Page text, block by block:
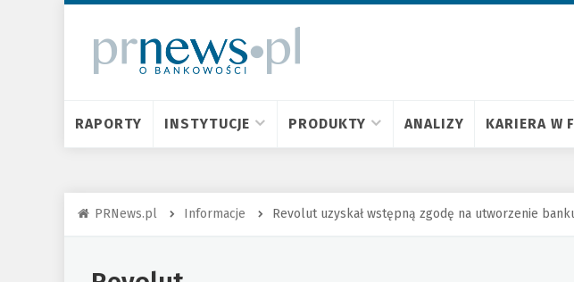
RAPORTY INSTYTUCJE PRODUKTY ANALIZY KARIERA W
PRNews.pl Informacje Revolut uzyskał wstępną zgodę na utworzenie